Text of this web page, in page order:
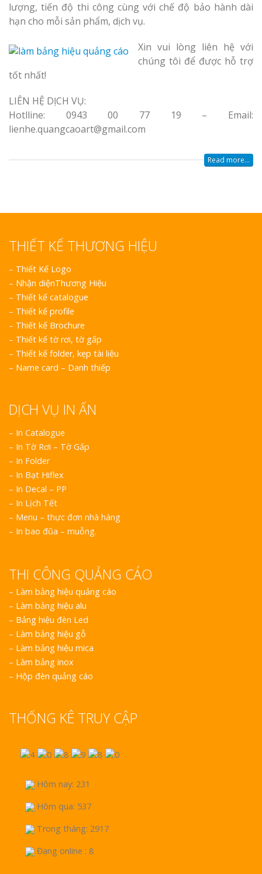
lượng, tiến độ thi công cùng với chế độ bảo hành dài
hạn cho mỗi sản phẩm, dịch vụ.
Xin vui lòng liên hệ với
chúng tôi để được hỗ trợ
tốt nhất!
LIÊN HỆ DỊCH VỤ:
Hotlline: 0943 00 77 19 – Email:
lienhe.quangcaoart@gmail.com
Read more...
THIẾT KẾ THƯƠNG HIỆU
– Thiết Kế Logo
– Nhận diệnThương Hiệu
– Thiết kế catalogue
– Thiết kế profile
– Thiết kế Brochure
– Thiết kế tờ rơi, tờ gấp
– Thiết kế folder, kẹp tài liệu
– Name card – Danh thiếp
DỊCH VỤ IN ẤN
– In Catalogue
– In Tờ Rơi – Tờ Gấp
– In Folder
– In Bạt Hiflex
– In Decal – PP
– In Lịch Tết
– Menu – thực đơn nhà hàng
– In bao đũa – muỗng.
THI CÔNG QUẢNG CÁO
– Làm bảng hiệu quảng cáo
– Làm bảng hiệu alu
– Bảng hiệu đèn Led
– Làm bảng hiệu gỗ
– Làm bảng hiệu mica
– Làm bảng inox
– Hộp đèn quảng cáo
THỐNG KÊ TRUY CẬP
Hôm nay: 231
Hôm qua: 537
Trong tháng: 2917
Đang online : 8
Làm Hộp
Biển Led
Ma Trận